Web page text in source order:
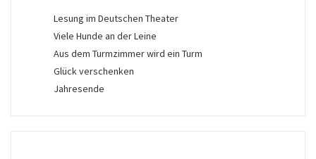
Lesung im Deutschen Theater
Viele Hunde an der Leine
Aus dem Turmzimmer wird ein Turm
Glück verschenken
Jahresende